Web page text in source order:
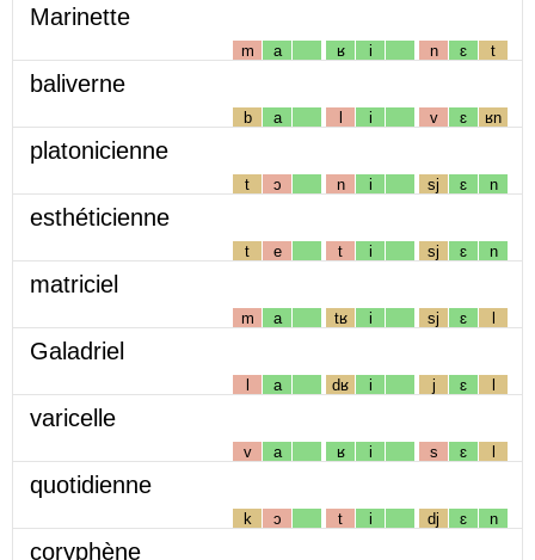
Marinette
m a ʁ i n ɛ t
baliverne
b a l i v ɛ ʁn
platonicienne
t ɔ n i sj ɛ n
esthéticienne
t e t i sj ɛ n
matriciel
m a tʁ i sj ɛ l
Galadriel
l a dʁ i j ɛ l
varicelle
v a ʁ i s ɛ l
quotidienne
k ɔ t i dj ɛ n
coryphène